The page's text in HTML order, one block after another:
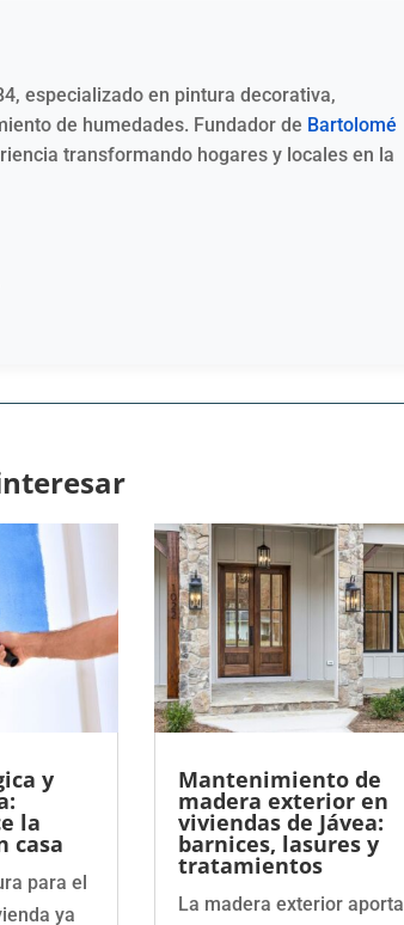
especializado en pintura decorativa,
de humedades. Fundador de Bartolomé
transformando hogares y locales en la
y
la
casa
para el
ya
Mantenimiento de
madera exterior en
viviendas de Jávea:
barnices, lasures y
tratamientos
La madera exterior aporta